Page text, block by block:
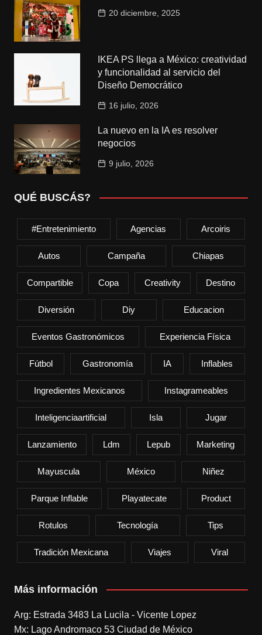
20 diciembre, 2025
IKEA PS llega a México: creatividad
y funcionalidad al servicio del
Diseño Democrático
16 julio, 2026
La nuevo en la IA es resolver
negocios
9 julio, 2026
QUÉ BUSCÁS?
#entretenimiento Agencias Arcoiris
Autos Campaña Chiapas
Compartible Copa Creativity Destino
Diversión Diy Educacion
Eventos Gastronómicos Experiencia Física
Fútbol Gastronomía IA Inflables
Ingredientes Mexicanos Instagrameables
Inteligenciaartificial Isla Jugar
Lanzamiento Ldm Lepub Marketing
Mayuscula México Niñez
Parque Inflable Playatecate Product
Rotulos Tecnología Tips
Tradición Mexicana Viajes Viral
Más información
Arg: Estrada 3483 La Lucila - Vicente Lopez
Mx: Lago Andromaco 53 Ciudad de México